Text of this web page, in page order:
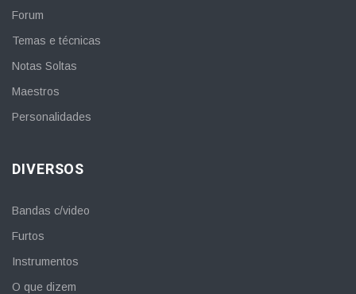
Forum
Temas e técnicas
Notas Soltas
Maestros
Personalidades
DIVERSOS
Bandas c/video
Furtos
Instrumentos
O que dizem